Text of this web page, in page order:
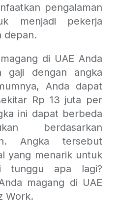
pengalaman
menjadi pekerja
depan.
di UAE Anda
gaji dengan angka
Anda dapat
Rp 13 juta per
ini dapat berbeda
berdasarkan
Angka tersebut
yang menarik untuk
tunggu apa lagi?
magang di UAE
Work.